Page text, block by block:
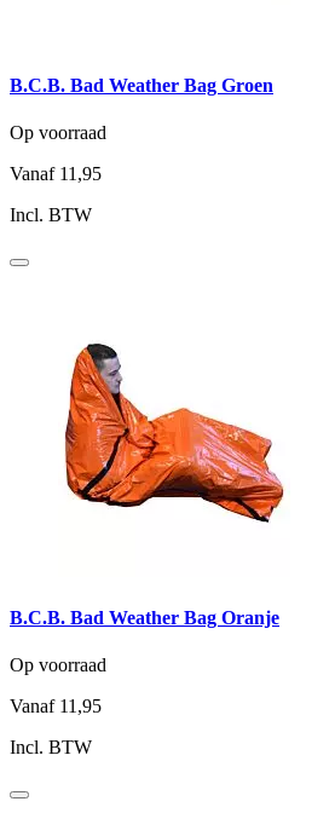
B.C.B. Bad Weather Bag Groen
Op voorraad
Vanaf 11,95
Incl. BTW
B.C.B. Bad Weather Bag Oranje
Op voorraad
Vanaf 11,95
Incl. BTW